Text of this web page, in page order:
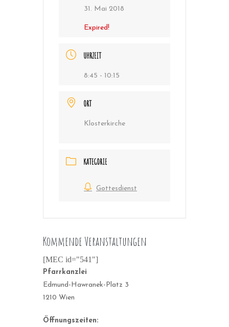
31. Mai 2018
Expired!
UHRZEIT
8:45 - 10:15
ORT
Klosterkirche
KATEGORIE
Gottesdienst
Kommende Veranstaltungen
[MEC id="541"]
Pfarrkanzlei
Edmund-Hawranek-Platz 3
1210 Wien
Öffnungszeiten: